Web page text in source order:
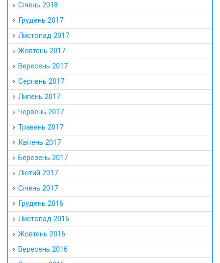
Січень 2018
Грудень 2017
Листопад 2017
Жовтень 2017
Вересень 2017
Серпень 2017
Липень 2017
Червень 2017
Травень 2017
Квітень 2017
Березень 2017
Лютий 2017
Січень 2017
Грудень 2016
Листопад 2016
Жовтень 2016
Вересень 2016